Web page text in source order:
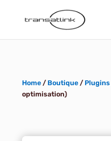
Home/ Boutique/ Plugins
optimisation)